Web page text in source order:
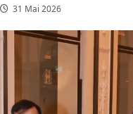
31 Mai 2026